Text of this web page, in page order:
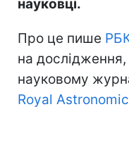
науковці.
Про це пише
на дослідження,
науковому
Royal